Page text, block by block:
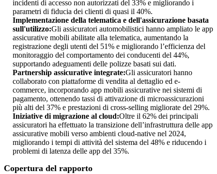
incidenti di accesso non autorizzati del 33% e migliorando i
parametri di fiducia dei clienti di quasi il 40%.
Implementazione della telematica e dell'assicurazione basata
sull'utilizzo:Gli assicuratori automobilistici hanno ampliato le app
assicurative mobili abilitate alla telematica, aumentando la
registrazione degli utenti del 51% e migliorando l’efficienza del
monitoraggio del comportamento dei conducenti del 44%,
supportando adeguamenti delle polizze basati sui dati.
Partnership assicurative integrate:Gli assicuratori hanno
collaborato con piattaforme di vendita al dettaglio ed e-
commerce, incorporando app mobili assicurative nei sistemi di
pagamento, ottenendo tassi di attivazione di microassicurazioni
più alti del 37% e prestazioni di cross-selling migliorate del 29%.
Iniziative di migrazione al cloud:Oltre il 62% dei principali
assicuratori ha effettuato la transizione dell’infrastruttura delle app
assicurative mobili verso ambienti cloud-native nel 2024,
migliorando i tempi di attività del sistema del 48% e riducendo i
problemi di latenza delle app del 35%.
Copertura del rapporto